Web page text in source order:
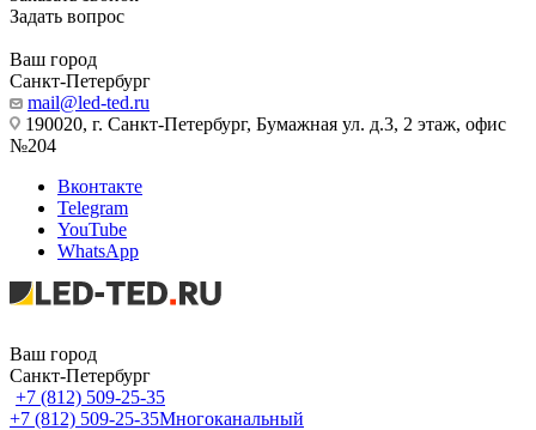
Задать вопрос
Ваш город
Санкт-Петербург
mail@led-ted.ru
190020, г. Санкт-Петербург, Бумажная ул. д.3, 2 этаж, офис
№204
Вконтакте
Telegram
YouTube
WhatsApp
Ваш город
Санкт-Петербург
+7 (812) 509-25-35
+7 (812) 509-25-35Многоканальный